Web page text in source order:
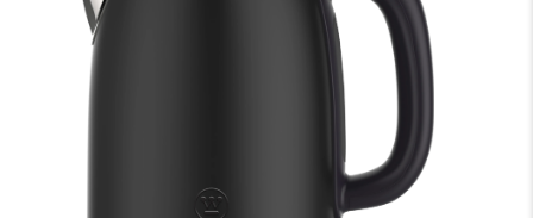
Collecties
Over Westinghouse